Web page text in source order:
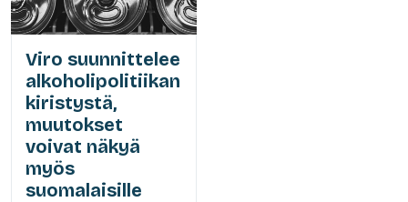
Viro suunnittelee
alkoholipolitiikan
kiristystä,
muutokset
voivat näkyä
myös
suomalaisille